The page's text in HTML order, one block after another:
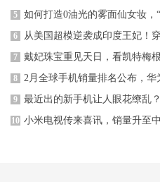
5 如何打造0油光的雾面仙女妆，
6 从美国超模逆袭成印度王妃！
7 戴妃珠宝重见天日，看凯特梅
8 2月全球手机销量排名公布，华
9 最近出的新手机让人眼花缭乱
10 小米电视传来喜讯，销量升至